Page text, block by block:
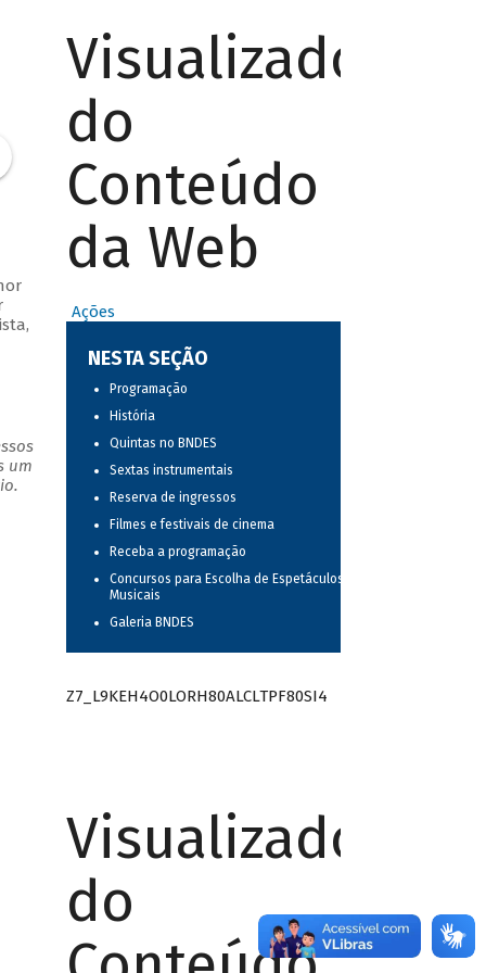
um
Visualizador
do
Conteúdo
da Web
Ações
NESTA SEÇÃO
Programação
História
Quintas no BNDES
Sextas instrumentais
Reserva de ingressos
Filmes e festivais de cinema
Receba a programação
Concursos para Escolha de Espetáculos
Musicais
Galeria BNDES
Z7_L9KEH4O0LORH80ALCLTPF80SI4
Visualizador
do